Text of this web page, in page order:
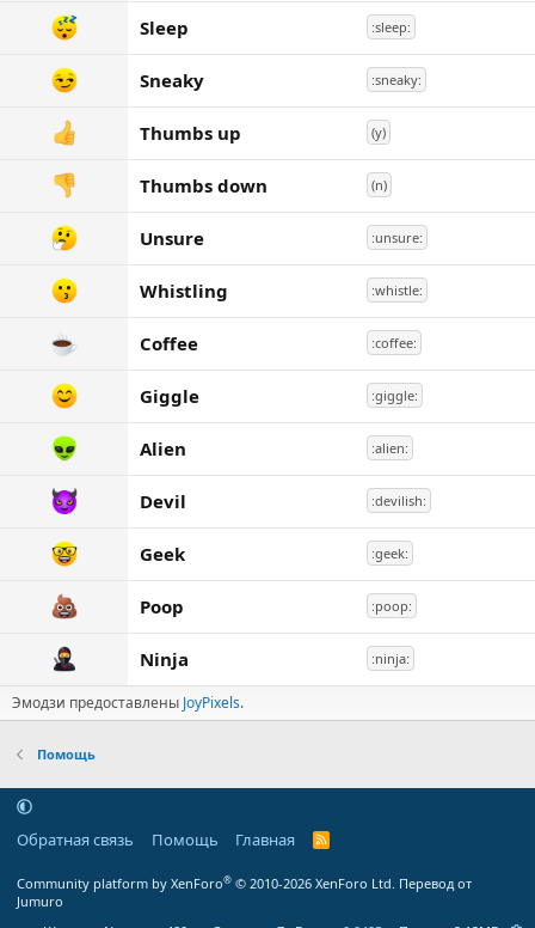
Sleep :sleep:
Sneaky :sneaky:
Thumbs up (y)
Thumbs down (n)
Unsure :unsure:
Whistling :whistle:
Coffee :coffee:
Giggle :giggle:
Alien :alien:
Devil :devilish:
Geek :geek:
Poop :poop:
Ninja :ninja:
Эмодзи предоставлены JoyPixels.
Помощь
Обратная связь Помощь Главная
R
Community platform by XenForo® © 2010-2026 XenForo Ltd. Перевод от
Jumuro